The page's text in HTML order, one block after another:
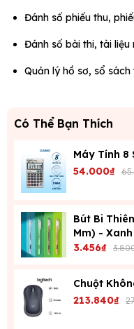
Đánh số phiếu thu,
Đánh số bài thi, tài liệu
Quản lý hồ sơ, sổ sách
Có Thể Bạn Thích
Máy Tính 8
54.000₫
Bút Bi
Mm) - Xanh
3.456₫
Chuột
213.840₫